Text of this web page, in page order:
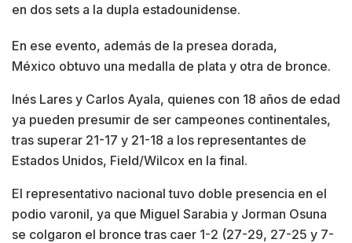
en dos sets a la dupla estadounidense.
En ese evento, además de la presea dorada,
México obtuvo una medalla de plata y otra de bronce.
Inés Lares y Carlos Ayala, quienes con 18 años de edad
ya pueden presumir de ser campeones continentales,
tras superar 21-17 y 21-18 a los representantes de
Estados Unidos, Field/Wilcox en la final.
El representativo nacional tuvo doble presencia en el
podio varonil, ya que Miguel Sarabia y Jorman Osuna
se colgaron el bronce tras caer 1-2 (27-29, 27-25 y 7-